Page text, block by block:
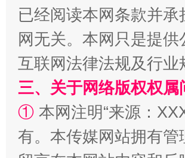
全民健身五年计划来了！等你上场
已经阅读本网条款并
网无关。本网只是提
互联网法律法规及行
三、关于网络版权权属
① 本网注明“来源：
有。本传媒网站拥有